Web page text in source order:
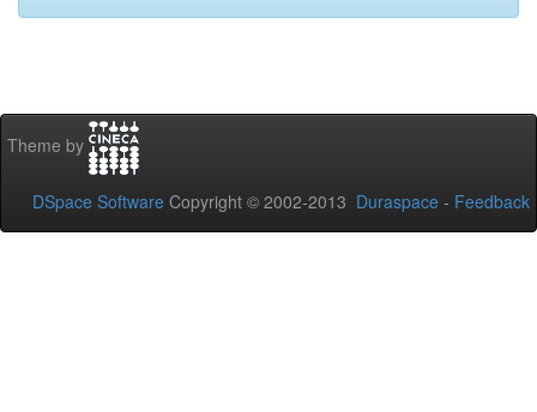
Theme by
DSpace Software Copyright © 2002-2013 Duraspace - Feedback